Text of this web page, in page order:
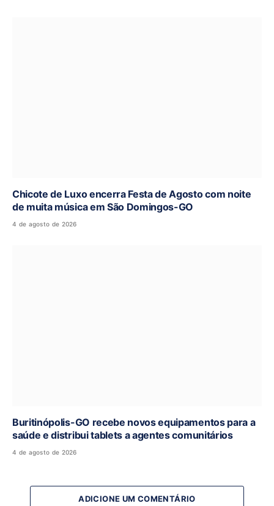
Chicote de Luxo encerra Festa de Agosto com noite
de muita música em São Domingos-GO
4 de agosto de 2026
Buritinópolis-GO recebe novos equipamentos para a
saúde e distribui tablets a agentes comunitários
4 de agosto de 2026
ADICIONE UM COMENTÁRIO